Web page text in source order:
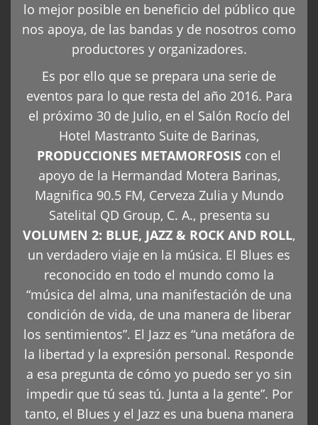
lo mejor posible en beneficio del público que
nos apoya, de las bandas y de nosotros como
productores y organizadores.
Es por ello que se prepara una serie de
eventos para lo que resta del año 2016. Para
el próximo 30 de Julio, en el Salón Rocío del
Hotel Mastranto Suite de Barinas,
PRODUCCIONES METAMORFOSIS con el
apoyo de la Hermandad Motera Barinas,
Magnifica 90.5 FM, Cerveza Zulia y Mundo
Satelital QD Group, C. A., presenta su
VOLUMEN 2: BLUE, JAZZ & ROCK AND ROLL,
un verdadero viaje en la música. El Blues es
reconocido en todo el mundo como la
“música del alma, una manifestación de una
condición de vida, de una manera de liberar
los sentimientos”. El Jazz es “una metáfora de
la libertad y la expresión personal. Responde
a esa pregunta de cómo yo puedo ser yo sin
impedir que tú seas tú. Junta a la gente”. Por
tanto, el Blues y el Jazz es una buena manera